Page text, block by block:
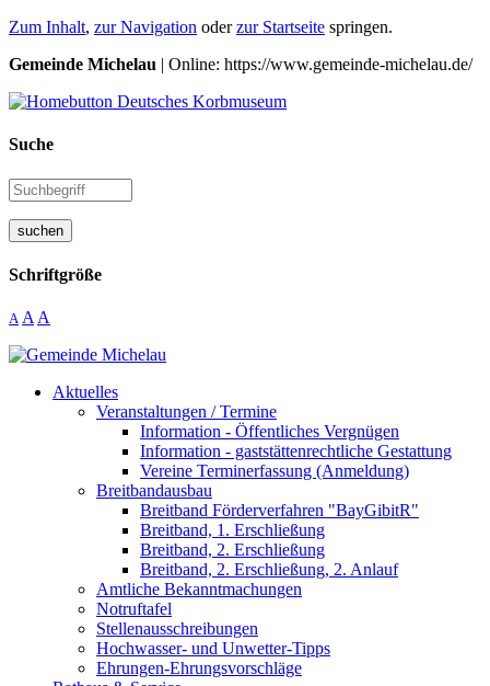
Zum Inhalt, zur Navigation oderzur Startseite springen.
Gemeinde Michelau | Online: https://www.gemeinde-michelau.de/
Suche
suchen
Schriftgröße
A A A
Aktuelles
Veranstaltungen / Termine
Information - Öffentliches Vergnügen
Information - gaststättenrechtliche Gestattung
Vereine Terminerfassung (Anmeldung)
Breitbandausbau
Breitband Förderverfahren "BayGibitR"
Breitband, 1. Erschließung
Breitband, 2. Erschließung
Breitband, 2. Erschließung, 2. Anlauf
Amtliche Bekanntmachungen
Notruftafel
Stellenausschreibungen
Hochwasser- und Unwetter-Tipps
Ehrungen-Ehrungsvorschläge